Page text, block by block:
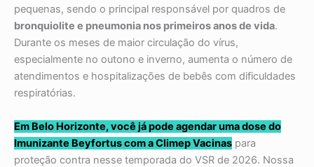
pequenas, sendo o principal responsável por quadros de
bronquiolite e pneumonia nos primeiros anos de vida.
Durante os meses de maior circulação do vírus,
especialmente no outono e inverno, aumenta o número de
atendimentos e hospitalizações de bebês com dificuldades
respiratórias.
Em Belo Horizonte, você já pode agendar uma dose do
Imunizante Beyfortus com a Climep Vacinas para
proteção contra nesse temporada do VSR de 2026. Nossa